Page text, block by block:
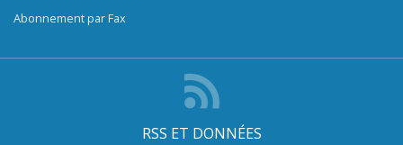
Abonnement par Fax
RSS ET DONNÉES